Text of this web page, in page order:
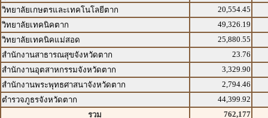
วิทยาลัยเกษตรและเทคโนโลยีตาก
20,554.45
วิทยาลัยเทคนิคตาก
49,326.19
วิทยาลัยเทคนิคแม่สอด
25,880.55
สำนักงานสาธารณสุขจังหวัดตาก
23.76
สำนักงานอุตสาหกรรมจังหวัดตาก
3,329.90
สำนักงานพระพุทธศาสนาจังหวัดตาก
2,794.46
ตำรวจภูธรจังหวัดตาก
44,399.92
รวม
762,177